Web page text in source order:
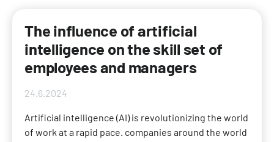
The influence of artificial
intelligence on the skill set of
employees and managers
24.6.2024
Artificial intelligence (AI) is revolutionizing the world
of work at a rapid pace. companies around the world